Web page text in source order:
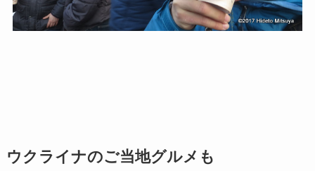
ウクライナのご当地グルメも